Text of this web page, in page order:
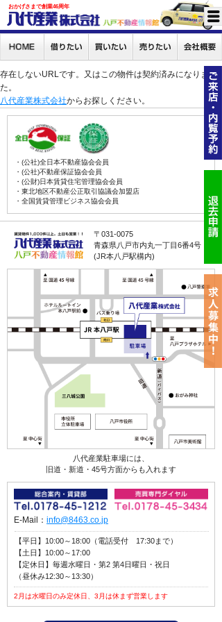
おかげさまで創業46周年
存在しないURLです。又はこの物件は契約済みになりまし
た。
八代産業株式会社からお探しください。
・(公社)全日本不動産協会会員
・(公社)不動産保証協会会員
・(公財)日本賃貸住宅管理協会会員
・東北地区不動産公正取引協議会加盟店
・全国賃貸管理ビジネス協会会員
〒031-0075
青森県八戸市内丸一丁目6番4号
(JR本八戸駅構内)
八代産業駐車場には、
旧道・新道・45号方面からも入れます
E-Mail： info@8463.co.jp
【平日】10:00～18:00（電話受付 17:30まで）
【土日】10:00～17:00
【定休日】毎週水曜日・第2 第4日曜日・祝日
（昼休み12:30～13:30）
2月は水曜日のみ定休日、3月は休まず営業します